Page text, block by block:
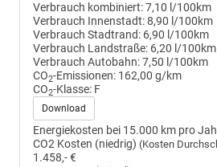
Verbrauch kombiniert:7,10 l/100km
Verbrauch Innenstadt:8,90 l/100km
Verbrauch Stadtrand: 6,90 l/100km
Verbrauch Landstraße: 6,20 l/100km
Verbrauch Autobahn:7,50 l/100km
CO2-Emissionen: 162,00 g/km
CO2-Klasse: F
Download
Energiekosten bei 15.000 km pro
CO2 Kosten (niedrig) (Kosten
1.458,- €